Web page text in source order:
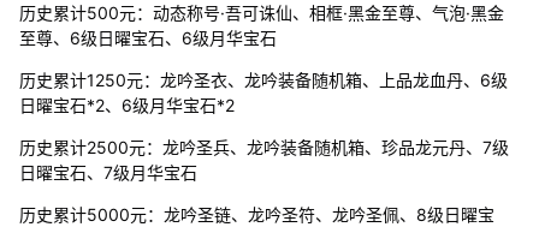
历史累计500元：动态称号·吾可诛仙、相框·黑金至尊、气泡·黑金
至尊、6级日曜宝石、6级月华宝石
历史累计1250元：龙吟圣衣、龙吟装备随机箱、上品龙血丹、6级
日曜宝石*2、6级月华宝石*2
历史累计2500元：龙吟圣兵、龙吟装备随机箱、珍品龙元丹、7级
日曜宝石、7级月华宝石
历史累计5000元：龙吟圣链、龙吟圣符、龙吟圣佩、8级日曜宝